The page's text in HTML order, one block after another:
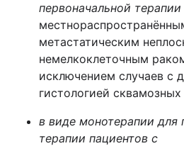
первоначальной терапии
метастатическим
немелкоклеточным
исключением случаев с
гистологией сквамозных
в виде монотерапии
терапии пациентов с